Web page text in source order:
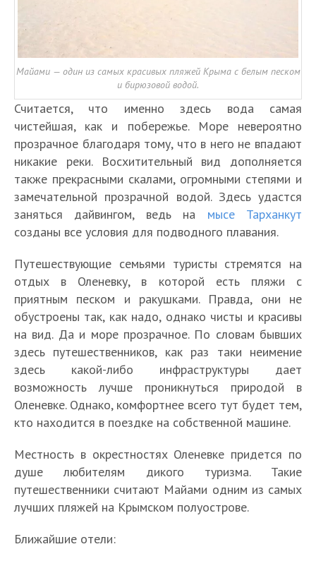
Майами — один из самых красивых пляжей Крыма с белым песком
и бирюзовой водой.
Считается, что именно здесь вода самая
чистейшая, как и побережье. Море невероятно
прозрачное благодаря тому, что в него не впадают
никакие реки. Восхитительный вид дополняется
также прекрасными скалами, огромными степями и
замечательной прозрачной водой. Здесь удастся
заняться дайвингом, ведь на мысе Тарханкут
созданы все условия для подводного плавания.
Путешествующие семьями туристы стремятся на
отдых в Оленевку, в которой есть пляжи с
приятным песком и ракушками. Правда, они не
обустроены так, как надо, однако чисты и красивы
на вид. Да и море прозрачное. По словам бывших
здесь путешественников, как раз таки неимение
здесь какой-либо инфраструктуры дает
возможность лучше проникнуться природой в
Оленевке. Однако, комфортнее всего тут будет тем,
кто находится в поездке на собственной машине.
Местность в окрестностях Оленевке придется по
душе любителям дикого туризма. Такие
путешественники считают Майами одним из самых
лучших пляжей на Крымском полуострове.
Ближайшие отели: